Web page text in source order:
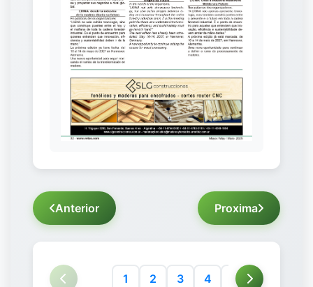
Anterior Proxima
1 2 3 4 5 6